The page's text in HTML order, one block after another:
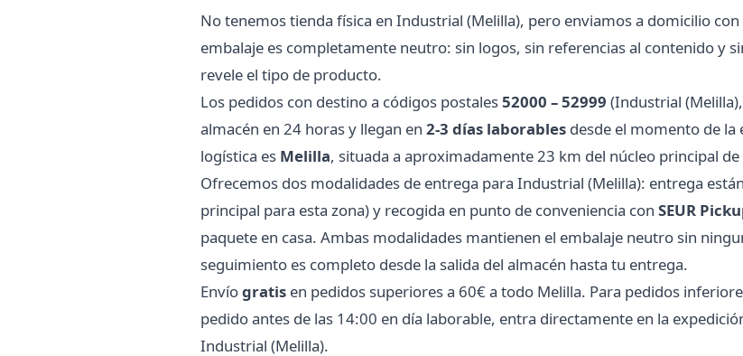
No tenemos tienda física en Industrial (Melilla), pero enviamos a domicilio
embalaje es completamente neutro: sin logos, sin referencias al contenido y
revele el tipo de producto.
Los pedidos con destino a códigos postales52000 – 52999 (Industrial
almacén en 24 horas y llegan en 2-3 días laborables desde el momento de la
logística es Melilla, situada a aproximadamente 23 km del núcleo principal
Ofrecemos dos modalidades de entrega para Industrial (Melilla): entrega
principal para esta zona) y recogida en punto de conveniencia con SEUR
paquete en casa. Ambas modalidades mantienen el embalaje neutro sin
seguimiento es completo desde la salida del almacén hasta tu entrega.
Envíogratis en pedidos superiores a 60€ a todo Melilla. Para pedidos
pedido antes de las 14:00 en día laborable, entra directamente en la
Industrial (Melilla).